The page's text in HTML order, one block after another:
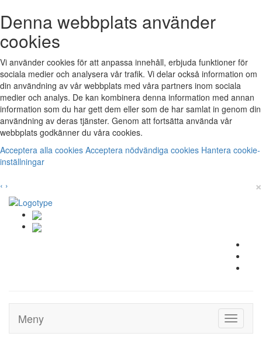
Denna webbplats använder
cookies
Vi använder cookies för att anpassa innehåll, erbjuda funktioner för
sociala medier och analysera vår trafik. Vi delar också information om
din användning av vår webbplats med våra partners inom sociala
medier och analys. De kan kombinera denna information med annan
information som du har gett dem eller som de har samlat in genom din
användning av deras tjänster. Genom att fortsätta använda vår
webbplats godkänner du våra cookies.
Acceptera alla cookies Acceptera nödvändiga cookies Hantera cookie-
inställningar
‹ › ×
Toggle
Meny